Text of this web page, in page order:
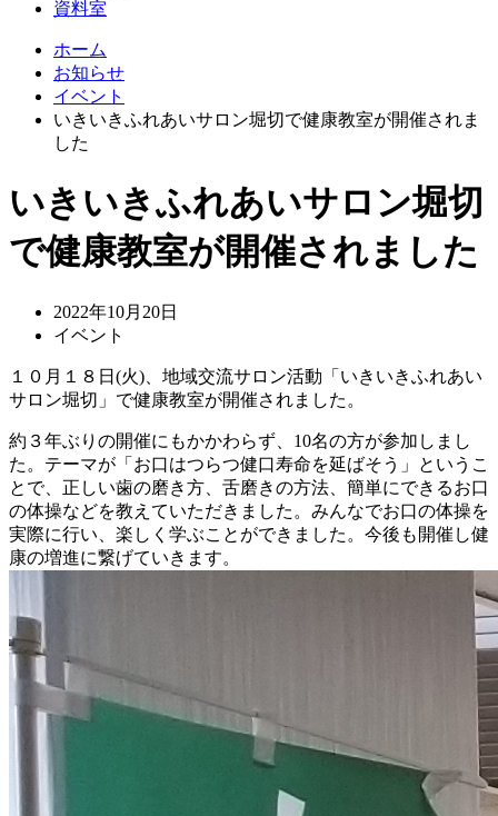
資料室
ホーム
お知らせ
イベント
いきいきふれあいサロン堀切で健康教室が開催されま
した
いきいきふれあいサロン堀切
で健康教室が開催されました
2022年10月20日
イベント
１０月１８日(火)、地域交流サロン活動「いきいきふれあい
サロン堀切」で健康教室が開催されました。
約３年ぶりの開催にもかかわらず、10名の方が参加しまし
た。テーマが「お口はつらつ健口寿命を延ばそう」というこ
とで、正しい歯の磨き方、舌磨きの方法、簡単にできるお口
の体操などを教えていただきました。みんなでお口の体操を
実際に行い、楽しく学ぶことができました。今後も開催し健
康の増進に繋げていきます。